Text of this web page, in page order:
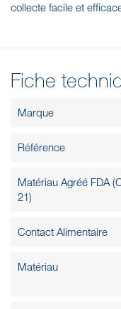
collecte facile et
Fiche
Marque
Référence
Matériau Agréé FDA
21)
Contact Alimentaire
Matériau